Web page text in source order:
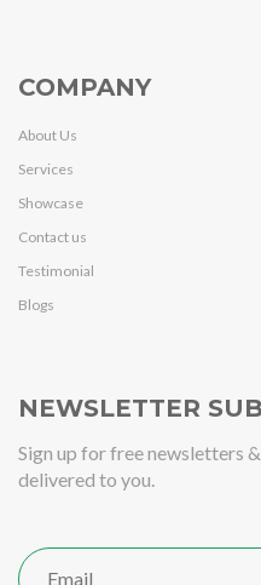
COMPANY
About Us
Services
Showcase
Contact us
Testimonial
Blogs
NEWSLETTER
Sign up for free newsletters
delivered to you.